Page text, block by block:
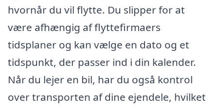
hvornår du vil flytte. Du slipper for at
være afhængig af flyttefirmaers
tidsplaner og kan vælge en dato og et
tidspunkt, der passer ind i din kalender.
Når du lejer en bil, har du også kontrol
over transporten af dine ejendele, hvilket